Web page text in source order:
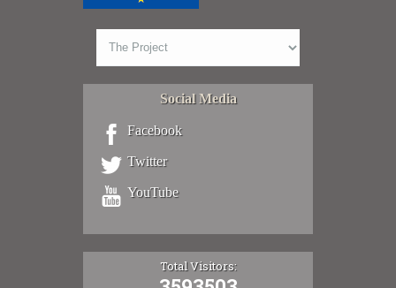
Social Media
Facebook
Twitter
YouTube
Total Visitors: